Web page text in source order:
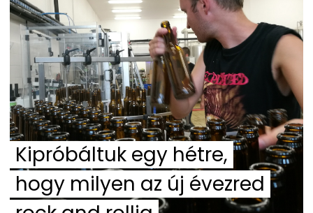
Kipróbáltuk egy hétre,
hogy milyen az új évezred